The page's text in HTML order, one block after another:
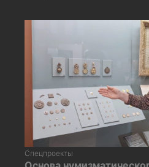
Спецпроекты